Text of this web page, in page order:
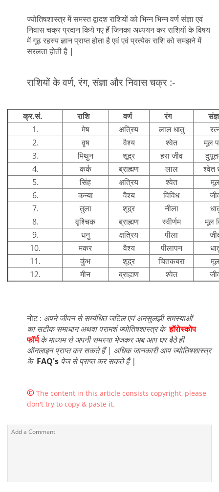
ज्योतिषशास्त्र में समस्त द्वादश राशियों को भिन्न भिन्न वर्ण संज्ञा एवं
निवास चक्र प्रदान किये गए हैं जिनका अध्ययन कर राशियों के विषय
में गूढ़ रहस्य ज्ञान प्राप्त होता है एवं एवं प्रत्येक राशि को समझने में
सरलता होती है |
राशियों के वर्ण, रंग, संज्ञा और निवास चक्र :-
क्र.सं. राशि वर्ण रंग
1.
मेष क्षत्रिय लाल धातु
2.
वृष वैश्य श्वेत
मूल
3.
मिथुन शूद्र हरा जीव
4.
कर्क ब्राह्मण लाल
श्वेत
5.
सिंह क्षत्रिय श्वेत
6.
कन्या वैश्य विविध
7.
तुला शूद्र नीला
8.
वृश्चिक ब्राह्मण स्वीर्णम
मूल
9.
धनु क्षत्रिय पीला
10.
मकर वैश्य पीलापन
11.
कुंभ शूद्र चितकबरा
12.
मीन ब्राह्मण श्वेत
नोट : अपने जीवन से सम्बंधित जटिल एवं अनसुलझी समस्याओं
का सटीक समाधान अथवा परामर्श ज्योतिषशास्त्र केहॉरोस्कोप
फॉर्म के माध्यम से अपनी समस्या भेजकर अब आप घर बैठे ही
ऑनलाइन प्राप्त कर सकते हैं | अधिक जानकारी आप ज्योतिषशास्त्र
के FAQ's पेज से प्राप्त कर सकते हैं |
© The content in this article consists copyright, please
don't try to copy & paste it.